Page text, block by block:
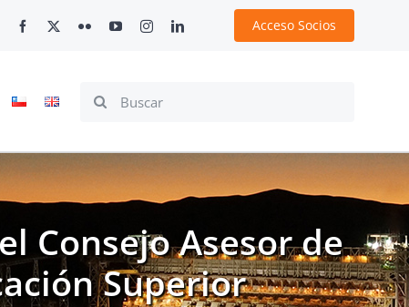
Acceso Socios
Search
Consejo Asesor de
Superior